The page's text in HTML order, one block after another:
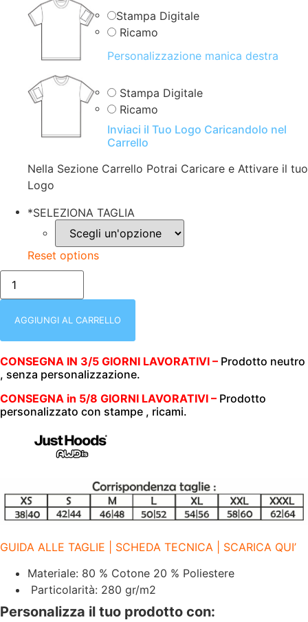
Stampa Digitale
Ricamo
Personalizzazione manica destra
Stampa Digitale
Ricamo
Inviaci il Tuo Logo Caricandolo nel
Carrello
Nella Sezione Carrello Potrai Caricare e Attivare il tuo
Logo
*SELEZIONA TAGLIA
Reset options
FELPA
UNISEX
(UOMO|DONNA)
CON
|
|
280
|
JH001I
MANGENTA
AGGIUNGI AL CARRELLO
CONSEGNA IN 3/5 GIORNI LAVORATIVI – Prodotto neutro
, senza personalizzazione.
CONSEGNA in 5/8 GIORNI LAVORATIVI – Prodotto
personalizzato con stampe , ricami.
GUIDA ALLE TAGLIE | SCHEDA TECNICA | SCARICA QUI’
Materiale: 80 % Cotone 20 % Poliestere
Particolarità: 280 gr/m2
Personalizza il tuo prodotto con: